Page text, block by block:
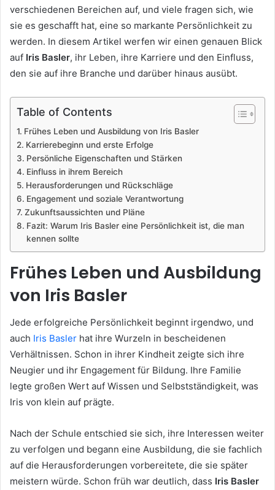
verschiedenen Bereichen auf, und viele fragen sich, wie
sie es geschafft hat, eine so markante Persönlichkeit zu
werden. In diesem Artikel werfen wir einen genauen Blick
auf Iris Basler, ihr Leben, ihre Karriere und den Einfluss,
den sie auf ihre Branche und darüber hinaus ausübt.
Table of Contents
Frühes Leben und Ausbildung von Iris Basler
Karrierebeginn und erste Erfolge
Persönliche Eigenschaften und Stärken
Einfluss in ihrem Bereich
Herausforderungen und Rückschläge
Engagement und soziale Verantwortung
Zukunftsaussichten und Pläne
Fazit: Warum Iris Basler eine Persönlichkeit ist, die man
kennen sollte
Frühes Leben und Ausbildung
von Iris Basler
Jede erfolgreiche Persönlichkeit beginnt irgendwo, und
auch Iris Basler hat ihre Wurzeln in bescheidenen
Verhältnissen. Schon in ihrer Kindheit zeigte sich ihre
Neugier und ihr Engagement für Bildung. Ihre Familie
legte großen Wert auf Wissen und Selbstständigkeit, was
Iris von klein auf prägte.
Nach der Schule entschied sie sich, ihre Interessen weiter
zu verfolgen und begann eine Ausbildung, die sie fachlich
auf die Herausforderungen vorbereitete, die sie später
meistern würde. Schon früh war deutlich, dass Iris Basler